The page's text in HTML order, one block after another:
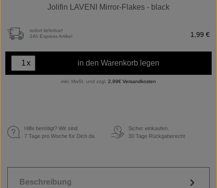
Jolifin LAVENI Mirror-Flakes - black
sofort lieferbar!
24h Express Artikel
1,99 €
x in den Warenkorb legen
inkl. MwSt. und zzgl. 2,99€ Versandkosten
Hilfe benötigt? Wir sind
7 Tage pro Woche für Dich da.
€
Sicher einkaufen.
30 Tage Rückgaberecht
Beschreibung